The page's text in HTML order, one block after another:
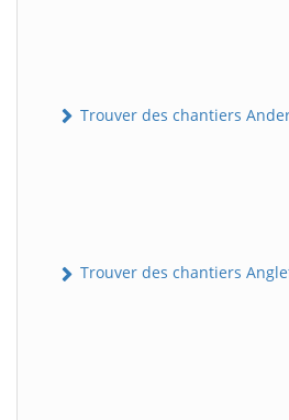
Trouver des chantiers
Trouver des chantiers